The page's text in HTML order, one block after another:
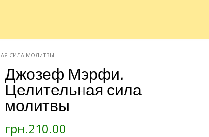
СИЛА МОЛИТВЫ
Джозеф Мэрфи.
Целительная сила
молитвы
грн.210.00